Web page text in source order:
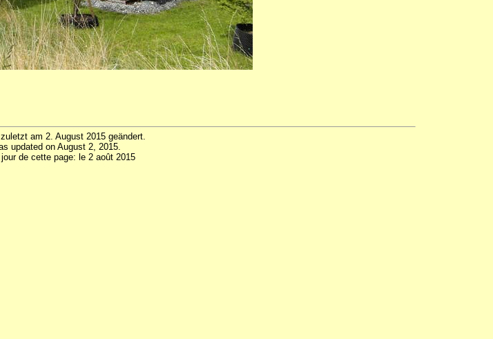
am 2. August 2015 geändert.
updated on August 2, 2015.
de cette page: le 2 août 2015